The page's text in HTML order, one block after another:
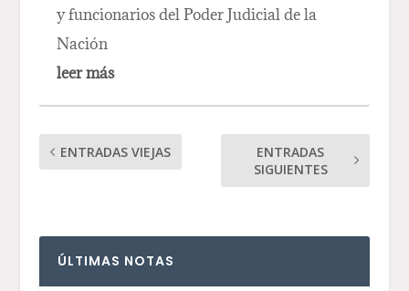
y funcionarios del Poder Judicial de la
Nación
leer más
ENTRADAS VIEJAS
ENTRADAS
SIGUIENTES
ÚLTIMAS NOTAS